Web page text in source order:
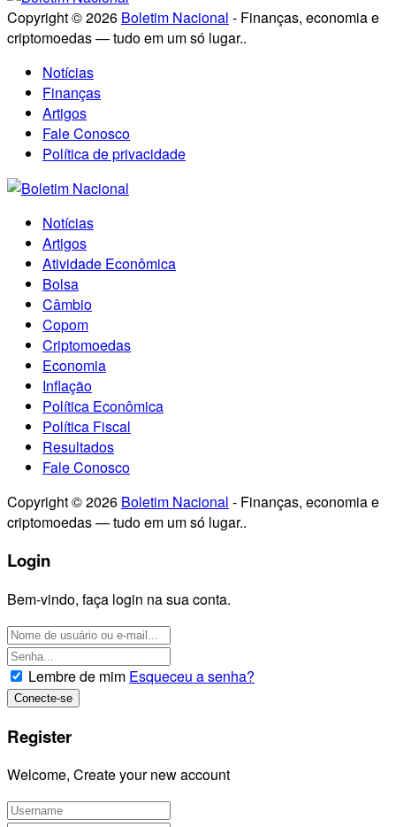
Copyright © 2026 Boletim Nacional - Finanças, economia e
criptomoedas — tudo em um só lugar..
Notícias
Finanças
Artigos
Fale Conosco
Política de privacidade
Notícias
Artigos
Atividade Econômica
Bolsa
Câmbio
Copom
Criptomoedas
Economia
Inflação
Política Econômica
Política Fiscal
Resultados
Fale Conosco
Copyright © 2026 Boletim Nacional - Finanças, economia e
criptomoedas — tudo em um só lugar..
Login
Bem-vindo, faça login na sua conta.
Lembre de mim Esqueceu a senha?
Register
Welcome, Create your new account